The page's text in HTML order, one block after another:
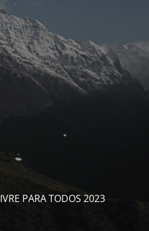
PARA TODOS 2023